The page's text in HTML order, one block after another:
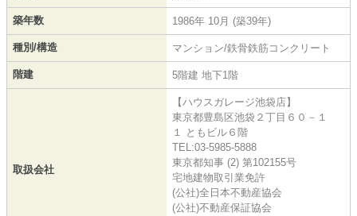
築年数 1986年 10月 (築39年)
種別/構造 マンション/鉄骨鉄筋コンクリート
階建 5階建 地下1階
取扱会社
【ハウスガレージ池袋店】
東京都豊島区池袋２丁目６０－１
１ ともビル６階
TEL:03-5985-5888
東京都知事 (2) 第102155号
宅地建物取引業免許
(公社)全日本不動産協会
(公社)不動産保証協会